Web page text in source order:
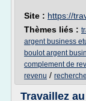
Site : https://
Thèmes liés :
argent business
boulot argent
complement de
revenu /
Travaillez